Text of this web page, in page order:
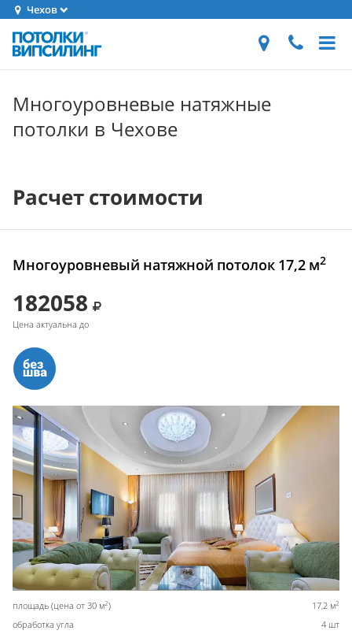
Чехов
Многоуровневые натяжные
потолки в Чехове
Расчет стоимости
Многоуровневый натяжной потолок 17,2 м2
182058
Цена актуальна до
площадь (цена от 30 м2) 17,2 м2
обработка угла 4 шт